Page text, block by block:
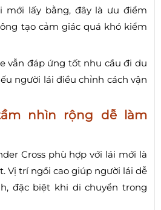
mới lấy bằng, đây là ưu điểm
tạo cảm giác quá khó kiểm
vẫn đáp ứng tốt nhu cầu đi du
người lái điều chỉnh cách vận
nhìn rộng dễ làm
Cross phù hợp với lái mới là
Vị trí ngồi cao giúp người lái dễ
đặc biệt khi di chuyển trong